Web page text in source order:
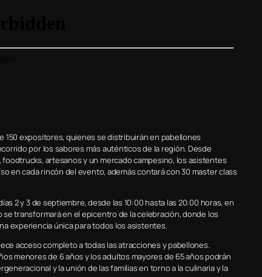
150 expositores, quienes se distribuirán en pabellones
por los sabores más auténticos de la región. Desde
artesanos y un mercado campesino, los asistentes
en cada rincón del evento, además contará con 30 master class
2 y 3 de septiembre, desde las 10:00 hasta las 20:00 horas, en
transformará en el epicentro de la celebración, donde los
experiencia única para todos los asistentes.
acceso completo a todas las atracciones y pabellones.
menores de 6 años y los adultos mayores de 65 años podrán
y la unión de las familias en torno a la culinaria y la